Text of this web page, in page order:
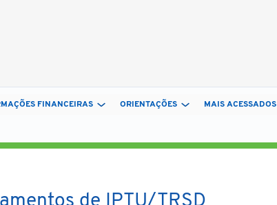
FINANCEIRAS ORIENTAÇÕES MAIS ACESSADOS